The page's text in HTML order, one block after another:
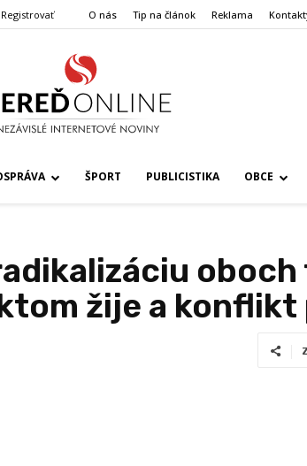
O nás Tip na článok Reklama
ŠPORT PUBLICISTIKA OBCE
žije a